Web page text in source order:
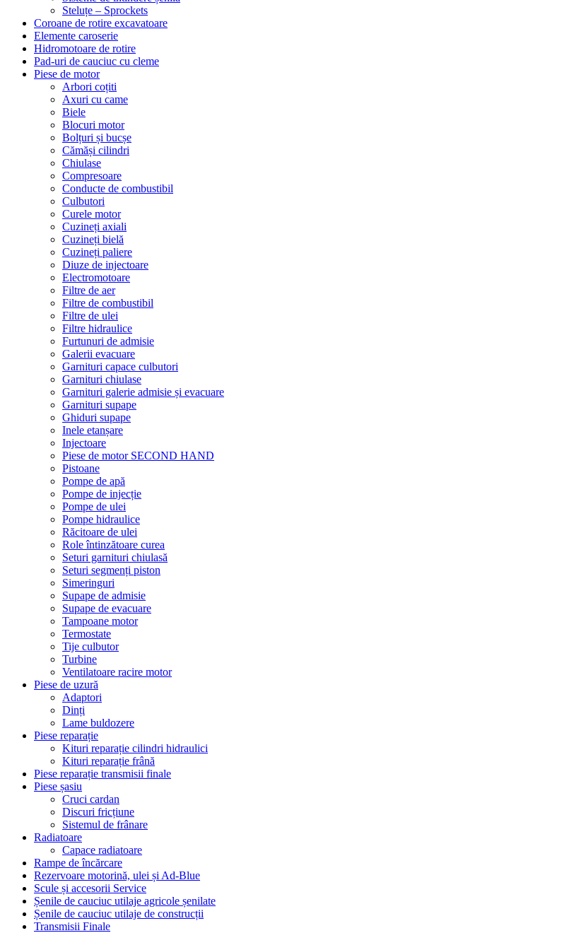
Steluțe – Sprockets
Coroane de rotire excavatoare
Elemente caroserie
Hidromotoare de rotire
Pad-uri de cauciuc cu cleme
Piese de motor
Arbori coțiti
Axuri cu came
Biele
Blocuri motor
Bolțuri și bucșe
Cămăși cilindri
Chiulase
Compresoare
Conducte de combustibil
Culbutori
Curele motor
Cuzineți axiali
Cuzineți bielă
Cuzineți paliere
Diuze de injectoare
Electromotoare
Filtre de aer
Filtre de combustibil
Filtre de ulei
Filtre hidraulice
Furtunuri de admisie
Galerii evacuare
Garnituri capace culbutori
Garnituri chiulase
Garnituri galerie admisie și evacuare
Garnituri supape
Ghiduri supape
Inele etanșare
Injectoare
Piese de motor SECOND HAND
Pistoane
Pompe de apă
Pompe de injecție
Pompe de ulei
Pompe hidraulice
Răcitoare de ulei
Role întinzătoare curea
Seturi garnituri chiulasă
Seturi segmenți piston
Simeringuri
Supape de admisie
Supape de evacuare
Tampoane motor
Termostate
Tije culbutor
Turbine
Ventilatoare racire motor
Piese de uzură
Adaptori
Dinți
Lame buldozere
Piese reparație
Kituri reparație cilindri hidraulici
Kituri reparație frână
Piese reparație transmisii finale
Piese șasiu
Cruci cardan
Discuri fricțiune
Sistemul de frânare
Radiatoare
Capace radiatoare
Rampe de încărcare
Rezervoare motorină, ulei și Ad-Blue
Scule și accesorii Service
Șenile de cauciuc utilaje agricole șenilate
Șenile de cauciuc utilaje de construcții
Transmisii Finale